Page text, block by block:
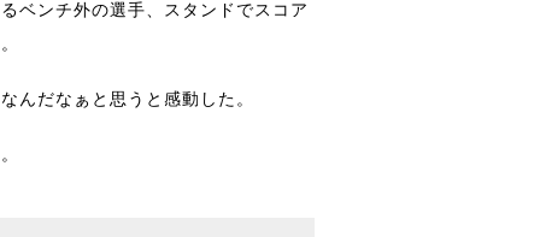
ベンチ外の選手、スタンドでスコア
んだなぁと思うと感動した。